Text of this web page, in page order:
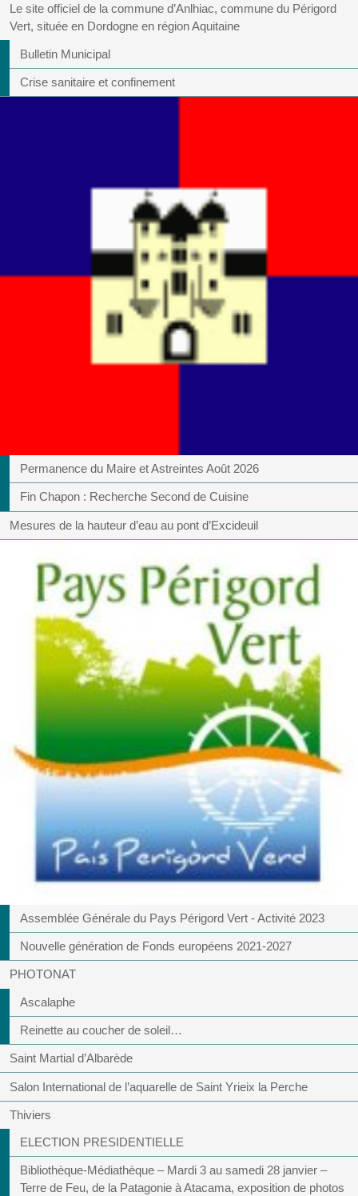
Le site officiel de la commune d’Anlhiac, commune du Périgord
Vert, située en Dordogne en région Aquitaine
Bulletin Municipal
Crise sanitaire et confinement
Permanence du Maire et Astreintes Août 2026
Fin Chapon : Recherche Second de Cuisine
Mesures de la hauteur d’eau au pont d’Excideuil
Assemblée Générale du Pays Périgord Vert - Activité 2023
Nouvelle génération de Fonds européens 2021-2027
PHOTONAT
Ascalaphe
Reinette au coucher de soleil…
Saint Martial d’Albarède
Salon International de l’aquarelle de Saint Yrieix la Perche
Thiviers
ELECTION PRESIDENTIELLE
Bibliothèque-Médiathèque – Mardi 3 au samedi 28 janvier –
Terre de Feu, de la Patagonie à Atacama, exposition de photos